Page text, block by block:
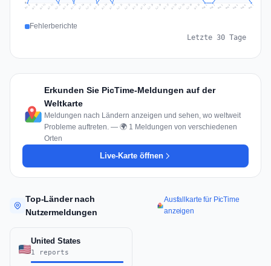
Jul 9 Jul 10 Jul 11 Jul 12 Jul 13 Jul 14 Jul 15 Jul 16 Jul 17 Jul 18 Jul 19 Jul 20 Jul 21 Jul 22 Jul 23 Jul 24 Jul 25 Jul 26 Jul 27 Jul 28 Jul 29 Jul 30 Jul 31 Aug 1 Aug 2 Aug 3 Aug 4 Aug 5 Aug 6 Aug 7
Fehlerberichte
Letzte 30 Tage
Erkunden Sie PicTime-Meldungen auf der
Weltkarte
Meldungen nach Ländern anzeigen und sehen, wo weltweit
Probleme auftreten. — 🌍 1 Meldungen von verschiedenen
Orten
Live-Karte öffnen
Top-Länder nach
Nutzermeldungen
Ausfallkarte für PicTime
anzeigen
United States
1 reports